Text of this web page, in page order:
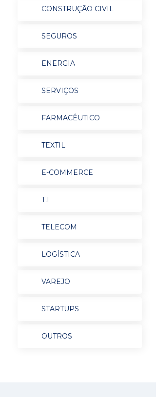
CONSTRUÇÃO CIVIL
SEGUROS
ENERGIA
SERVIÇOS
FARMACÊUTICO
TEXTIL
E-COMMERCE
T.I
TELECOM
LOGÍSTICA
VAREJO
STARTUPS
OUTROS